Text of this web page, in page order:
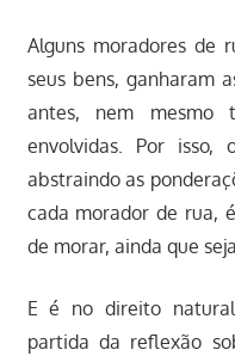
Alguns moradores de
seus bens, ganharam
antes, nem mesmo
envolvidas. Por
abstraindo as
cada morador de rua,
de morar, ainda que
E é no direito
partida da reflexão